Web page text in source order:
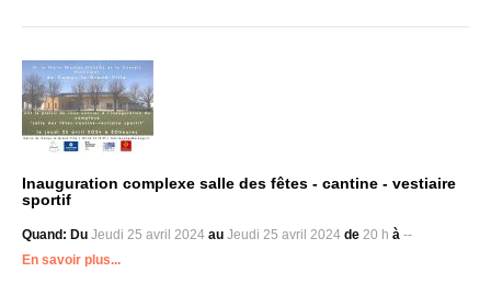
Inauguration complexe salle des fêtes - cantine - vestiaire
sportif
Quand: Du Jeudi 25 avril 2024 au Jeudi 25 avril 2024 de 20 h à --
En savoir plus...